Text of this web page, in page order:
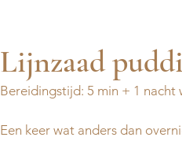
Lijnzaad
Bereidingstijd: 5 min + 1 nacht
Een keer wat anders dan